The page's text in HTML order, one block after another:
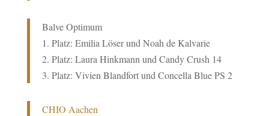
Balve Optimum
1. Platz: Emilia Löser und Noah de Kalvarie
2. Platz: Laura Hinkmann und Candy Crush 14
3. Platz: Vivien Blandfort und Concella Blue PS 2
CHIO Aachen